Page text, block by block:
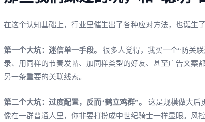
在这个认知基础上，行业里催生出了各种应对方法，也诞生了
第一个大坑：迷信单一手段。
很多人觉得，我买一个“防关
录、用同样的节奏发帖、加同样类型的好友、甚至广告文案
另一条重要的关联线索。
第二个大坑：过度配置，反而“鹤立鸡群”。
这是规模做大后
像在一群普通人里，你非要打扮成中世纪骑士一样显眼。风